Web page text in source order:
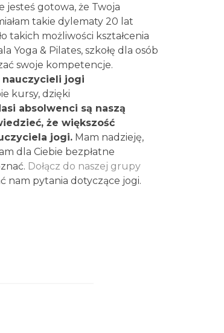
jesteś gotowa, że Twoja
takie dylematy 20 lat
takich możliwości kształcenia
Yoga & Pilates, szkołę dla osób
swoje kompetencje.
nauczycieli jogi
kursy, dzięki
absolwenci są naszą
że większość
jogi. Mam nadzieję,
dla Ciebie bezpłatne
Dołącz do naszej grupy
nam pytania dotyczące jogi.